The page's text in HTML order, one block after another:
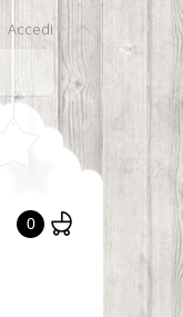
Accedi

0